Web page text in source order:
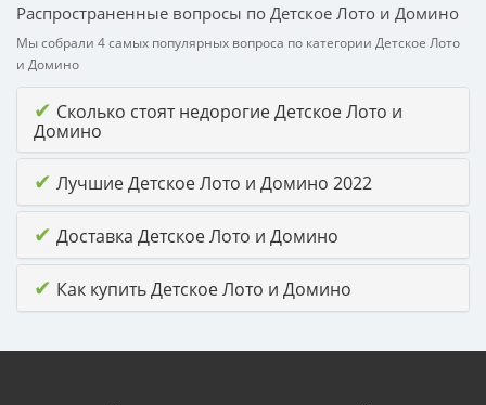
Распространенные вопросы по Детское Лото и Домино
Мы собрали 4 самых популярных вопроса по категории Детское Лото
и Домино
✔ Сколько стоят недорогие Детское Лото и
Домино
✔ Лучшие Детское Лото и Домино 2022
✔ Доставка Детское Лото и Домино
✔ Как купить Детское Лото и Домино